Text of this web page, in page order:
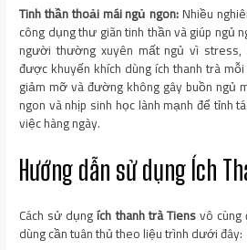
Tinh thần thoải mái ngủ ngon:Nhiều
công dụng thư giãn tinh thần và giúp ngủ
người thường xuyên mất ngủ vì
được khuyến khích dùng ích thanh trà
giảm mỡ và đường không gây buồn ngủ
ngon và nhịp sinh học lành mạnh để tỉnh
việc hàng ngày.
Hướng dẫn sử dụng Ích
Cách sử dụngích thanh trà Tiensvô cùng
dùng cần tuân thủ theo liệu trình dưới đây: